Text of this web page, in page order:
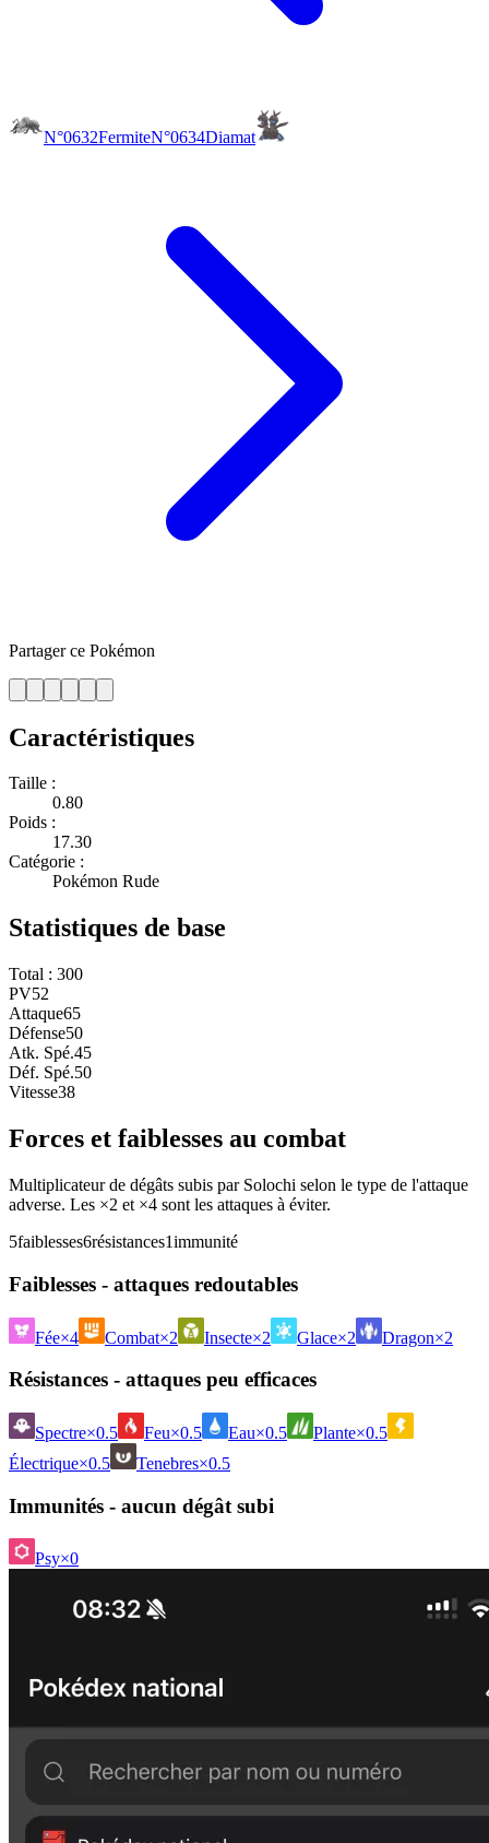
N°0632FermiteN°0634Diamat
Partager ce Pokémon
Caractéristiques
Taille :
0.80
Poids :
17.30
Catégorie :
Pokémon Rude
Statistiques de base
Total : 300
PV52
Attaque65
Défense50
Atk. Spé.45
Déf. Spé.50
Vitesse38
Forces et faiblesses au combat
Multiplicateur de dégâts subis par Solochi selon le type de l'attaque
adverse. Les ×2 et ×4 sont les attaques à éviter.
5faiblesses6résistances1immunité
Faiblesses - attaques redoutables
Fée×4 Combat×2 Insecte×2 Glace×2 Dragon×2
Résistances - attaques peu efficaces
Spectre×0.5 Feu×0.5 Eau×0.5 Plante×0.5
Électrique×0.5 Tenebres×0.5
Immunités - aucun dégât subi
Psy×0